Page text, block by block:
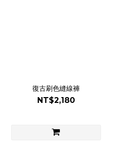
復古刷色縫線褲
NT$2,180